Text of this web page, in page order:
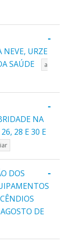
-
NEVE, URZE
SAÚDE
a
-
NA
28 E 30 E
-
DOS
DE